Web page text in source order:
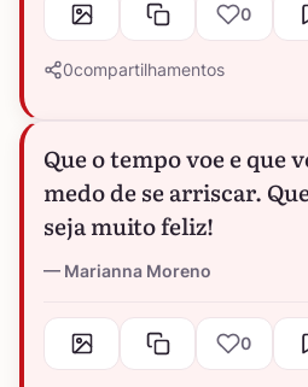
0
0compartilhamentos
Que o tempo voe e que
medo de se arriscar.
seja muito feliz!
Marianna Moreno
0